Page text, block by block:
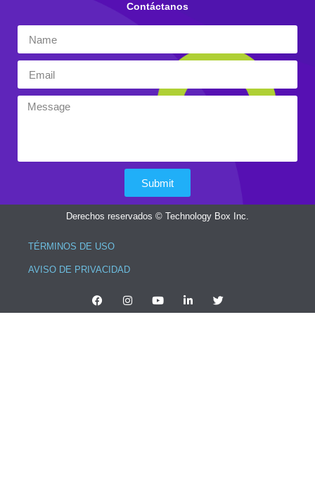
Contáctanos
Submit
Derechos reservados © Technology Box Inc.
TÉRMINOS DE USO
AVISO DE PRIVACIDAD